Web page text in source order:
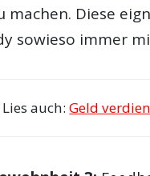
machen. Diese
sowieso immer
Lies auch:Geld